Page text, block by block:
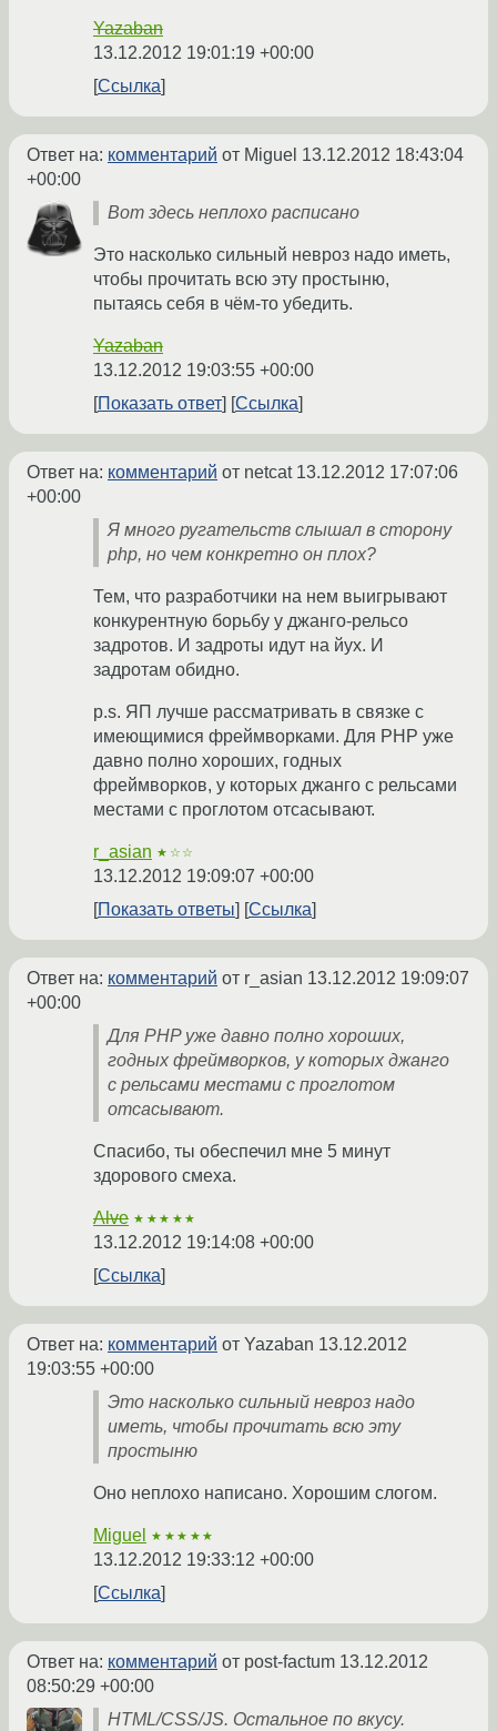
Yazaban
13.12.2012 19:01:19 +00:00
Ссылка
Ответ на: комментарий от Miguel 13.12.2012 18:43:04
+00:00
Вот здесь неплохо расписано
Это насколько сильный невроз надо иметь,
чтобы прочитать всю эту простыню,
пытаясь себя в чём-то убедить.
Yazaban
13.12.2012 19:03:55 +00:00
Показать ответ
Ссылка
Ответ на: комментарий от netcat 13.12.2012 17:07:06
+00:00
Я много ругательств слышал в сторону
php, но чем конкретно он плох?
Тем, что разработчики на нем выигрывают
конкурентную борьбу у джанго-рельсо
задротов. И задроты идут на йух. И
задротам обидно.
p.s. ЯП лучше рассматривать в связке с
имеющимися фреймворками. Для PHP уже
давно полно хороших, годных
фреймворков, у которых джанго с рельсами
местами с проглотом отсасывают.
r_asian ★☆☆
13.12.2012 19:09:07 +00:00
Показать ответы
Ссылка
Ответ на: комментарий от r_asian 13.12.2012 19:09:07
+00:00
Для PHP уже давно полно хороших,
годных фреймворков, у которых джанго
с рельсами местами с проглотом
отсасывают.
Спасибо, ты обеспечил мне 5 минут
здорового смеха.
Alve ★★★★★
13.12.2012 19:14:08 +00:00
Ссылка
Ответ на: комментарий от Yazaban 13.12.2012
19:03:55 +00:00
Это насколько сильный невроз надо
иметь, чтобы прочитать всю эту
простыню
Оно неплохо написано. Хорошим слогом.
Miguel ★★★★★
13.12.2012 19:33:12 +00:00
Ссылка
Ответ на: комментарий от post-factum 13.12.2012
08:50:29 +00:00
HTML/CSS/JS. Остальное по вкусу.